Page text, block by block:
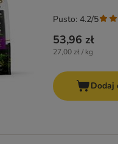
53,96 zł
27,00 zł / kg
Pusto: 4.2/5
Dodaj